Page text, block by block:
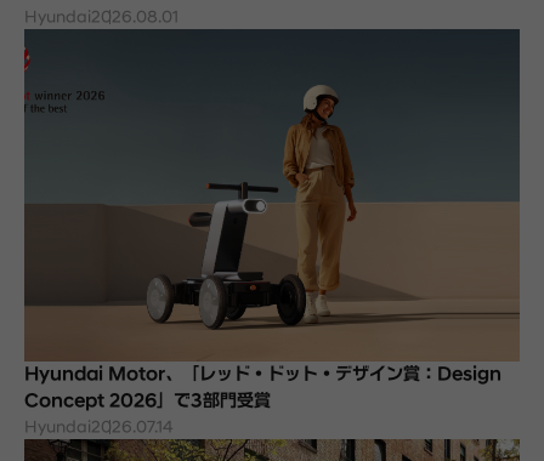
Hyundai2026.08.01
Hyundai Motor、「レッド・ドット・デザイン賞：Design
Concept 2026」で3部門受賞
Hyundai2026.07.14